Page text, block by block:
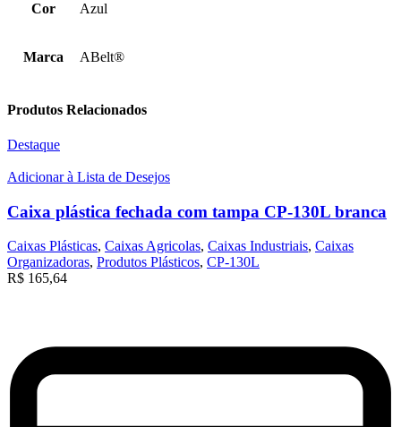
Cor Azul
Marca ABelt®
Produtos Relacionados
Destaque
Adicionar à Lista de Desejos
Caixa plástica fechada com tampa CP-130L branca
Caixas Plásticas, Caixas Agricolas, Caixas Industriais, Caixas
Organizadoras, Produtos Plásticos, CP-130L
R$ 165,64